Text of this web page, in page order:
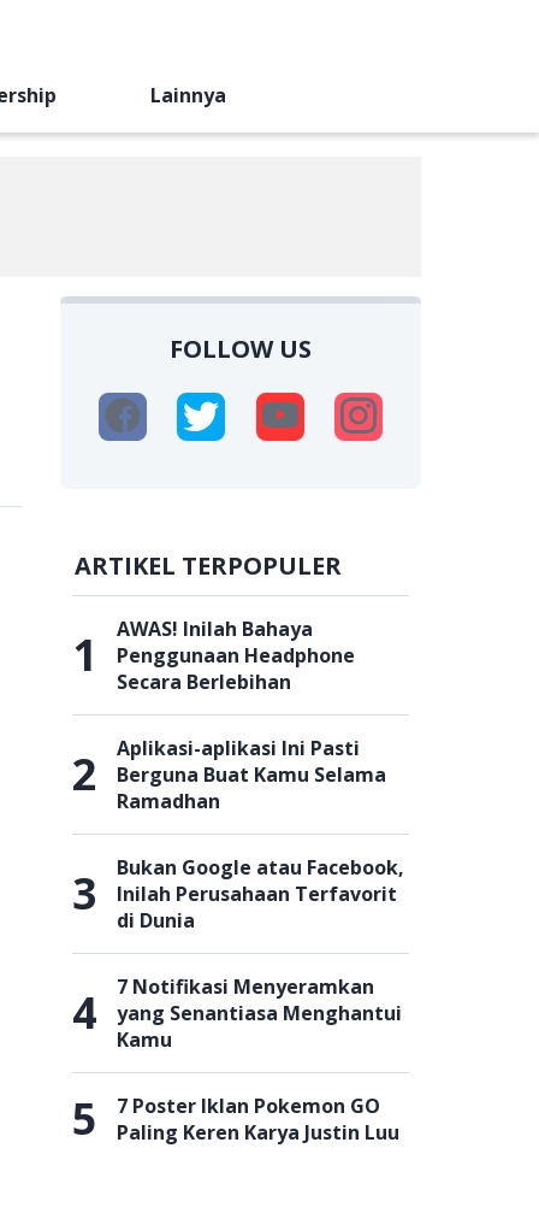
Lainnya
FOLLOW US
ARTIKEL TERPOPULER
1
AWAS! Inilah Bahaya
Penggunaan Headphone
Secara Berlebihan
2
Aplikasi-aplikasi Ini Pasti
Berguna Buat Kamu Selama
Ramadhan
3
Bukan Google atau Facebook,
Inilah Perusahaan Terfavorit
di Dunia
4
7 Notifikasi Menyeramkan
yang Senantiasa Menghantui
Kamu
5
7 Poster Iklan Pokemon GO
Paling Keren Karya Justin Luu